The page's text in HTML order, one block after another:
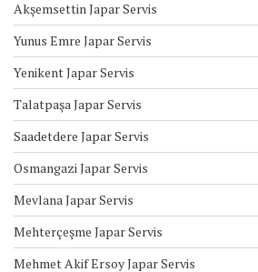
Akşemsettin Japar Servis
Yunus Emre Japar Servis
Yenikent Japar Servis
Talatpaşa Japar Servis
Saadetdere Japar Servis
Osmangazi Japar Servis
Mevlana Japar Servis
Mehterçeşme Japar Servis
Mehmet Akif Ersoy Japar Servis